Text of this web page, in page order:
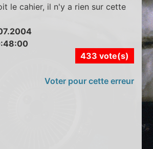
le cahier, il n'y a rien sur cette
433 vote(s)
Voter pour cette erreur